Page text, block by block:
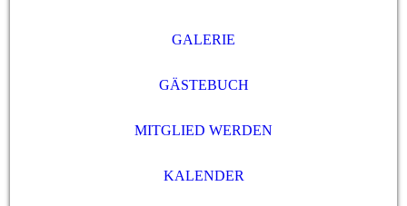
GALERIE
GÄSTEBUCH
MITGLIED WERDEN
KALENDER